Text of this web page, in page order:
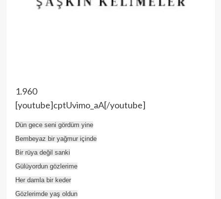
1.960
[youtube]cptUvimo_aA[/youtube]
Dün gece seni gördüm yine
Bembeyaz bir yağmur içinde
Bir rüya değil sanki
Gülüyordun gözlerime
Her damla bir keder
Gözlerimde yaş oldun